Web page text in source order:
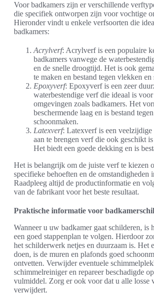
Voor badkamers zijn er verschillende
die specifiek ontworpen zijn voor vochtige
Hieronder vindt u enkele verfsoorten die
badkamers:
Acrylverf: Acrylverf is een populaire
badkamers vanwege de
en de snelle droogtijd. Het is ook
te maken en bestand tegen vlekken en
Epoxyverf: Epoxyverf is een zeer
waterbestendige verf die ideaal is
omgevingen zoals badkamers. Het
beschermende laag en is bestand
schoonmaken.
Latexverf: Latexverf is een
aan te brengen verf die ook geschikt
Het biedt een goede dekking en is
Het is belangrijk om de juiste verf te kiezen
specifieke behoeften en de omstandigheden
Raadpleeg altijd de productinformatie en
van de fabrikant voor het beste resultaat.
Praktische informatie voor
Wanneer u uw badkamer gaat schilderen, is
een goed stappenplan te volgen. Hierdoor
het schilderwerk netjes en duurzaam is. Het
doen, is de muren en plafonds goed
ontvetten. Verwijder eventuele
schimmelreiniger en repareer beschadigde
vulmiddel. Zorg er ook voor dat u alle losse
verwijdert.